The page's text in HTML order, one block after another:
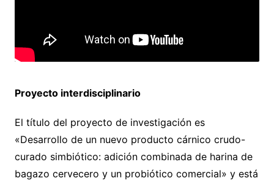
Proyecto interdisciplinario
El título del proyecto de investigación es
«Desarrollo de un nuevo producto cárnico crudo-
curado simbiótico: adición combinada de harina de
bagazo cervecero y un probiótico comercial» y está